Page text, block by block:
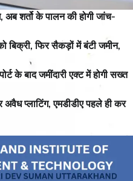
अब शर्तो के पालन की होगी जांच-
बिक्री, फिर सैकड़ों में बंटी जमीन,
के बाद जमींदारी एक्ट में होगी सख्त
अवैध प्लाटिंग, एमडीडीए पहले ही कर